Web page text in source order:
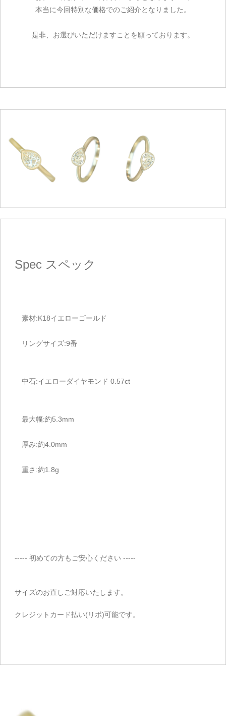
本当に今回特別な価格でのご紹介となりました。
是非、お選びいただけますことを願っております。
Spec スペック
素材:K18イエローゴールド
リングサイズ:9番
中石:イエローダイヤモンド 0.57ct
最大幅:約5.3mm
厚み:約4.0mm
重さ:約1.8g
----- 初めての方もご安心ください -----
サイズのお直しご対応いたします。
クレジットカード払い(リボ)可能です。